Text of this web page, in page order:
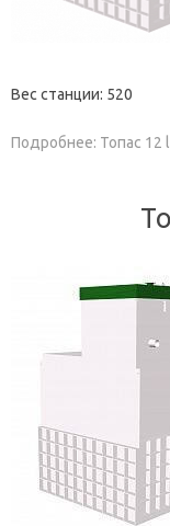
Вес станции: 520
Подробнее: Топас 12